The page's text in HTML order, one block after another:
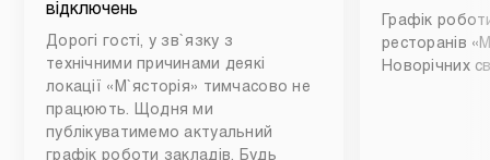
відключень
Дорогі гості, у зв`язку з
технічними причинами деякі
локації «М`ясторія» тимчасово не
працюють. Щодня ми
публікуватимемо актуальний
графік роботи закладів. Будь
Графік
ресторанів
Новорічних